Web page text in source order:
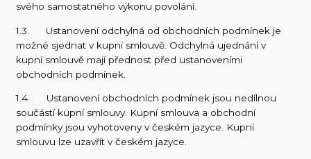
svého samostatného výkonu povolání.
1.3. Ustanovení odchylná od obchodních podmínek je
možné sjednat v kupní smlouvě. Odchylná ujednání v
kupní smlouvě mají přednost před ustanoveními
obchodních podmínek.
1.4. Ustanovení obchodních podmínek jsou nedílnou
součástí kupní smlouvy. Kupní smlouva a obchodní
podmínky jsou vyhotoveny v českém jazyce. Kupní
smlouvu lze uzavřít v českém jazyce.